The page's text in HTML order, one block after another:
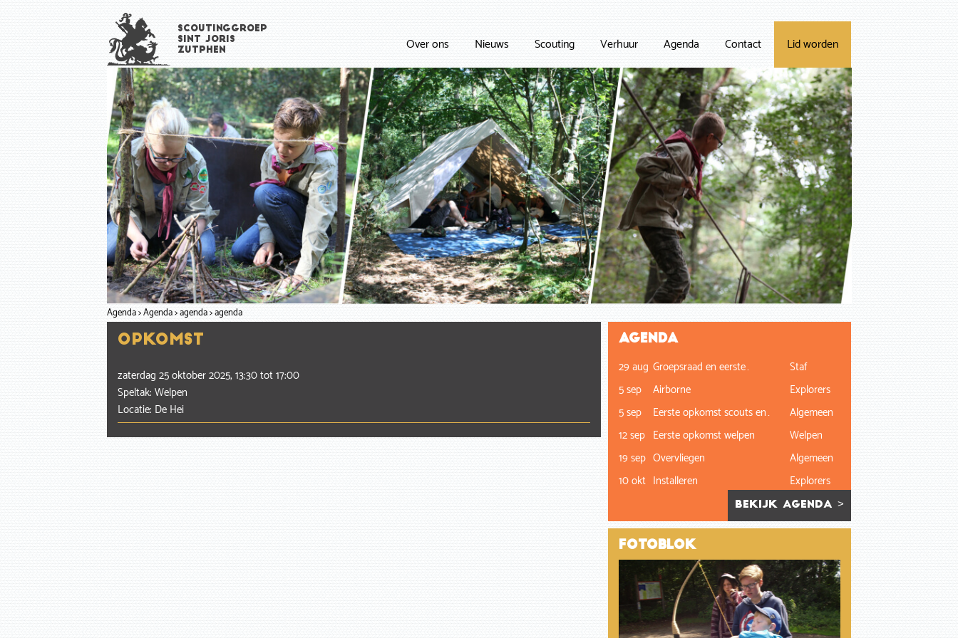
Scoutinggroep
Sint Joris
Zutphen
Over ons Nieuws Scouting Verhuur Agenda Contact Lid worden
Agenda Agenda agenda agenda
Opkomst
zaterdag 25 oktober 2025, 13:30tot17:00
Speltak: Welpen
Locatie: De Hei
Agenda
29 aug Groepsraad en eerste…
Staf
5 sep
Airborne
Explorers
5 sep
Eerste opkomst scouts en…
Algemeen
12 sep Eerste opkomst welpen
Welpen
19 sep Overvliegen
Algemeen
10 okt Installeren Explorers
bekijk agenda >
Fotoblok